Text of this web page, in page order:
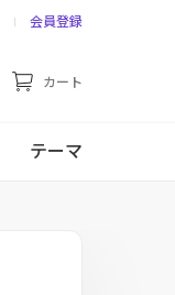
会員登録
カート
テーマ